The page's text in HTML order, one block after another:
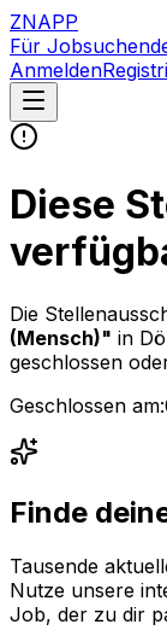
ZNAPP
Für
Anmelden
Diese
Die
(Mensch)" in
geschlossen
Geschlossen am:
Finde
Tausende
Nutze unsere
Job, der zu dir